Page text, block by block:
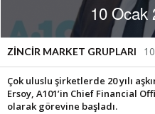
10 Ocak
ZINCIR MARKET GRUPLARI
Çok uluslu şirketlerde 20 yılı
Ersoy, A101’in Chief Financial
olarak görevine başladı.